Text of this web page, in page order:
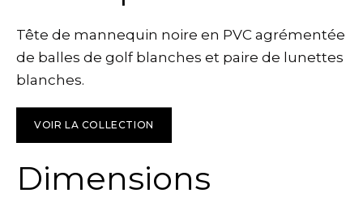
Tête de mannequin noire en PVC agrémentée
de balles de golf blanches et paire de lunettes
blanches.
VOIR LA COLLECTION
Dimensions